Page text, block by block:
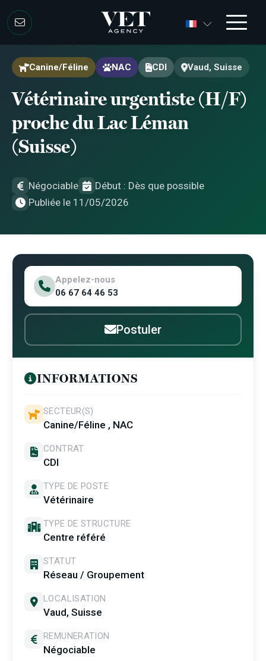
Canine/Féline NAC CDI Vaud, Suisse
Vétérinaire urgentiste (H/F)
proche du Lac Léman
(Suisse)
Négociable
Début : Dès que possible
Publiée le 11/05/2026
Appelez-nous
06 67 64 46 53
Postuler
INFORMATIONS
SECTEUR(S)
Canine/Féline , NAC
CONTRAT
CDI
TYPE DE POSTE
Vétérinaire
TYPE DE STRUCTURE
Centre référé
STATUT
Réseau / Groupement
LOCALISATION
Vaud, Suisse
REMUNERATION
Négociable